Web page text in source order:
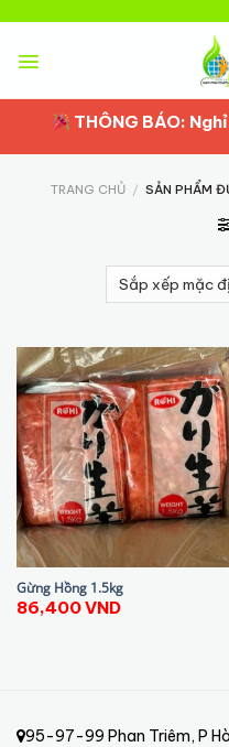
content
THÔNG BÁO: Nghỉ
TRANG CHỦ / SẢN PHẨM
Gừng Hồng 1.5kg
86,400VND
95-97-99 Phan Triêm, P